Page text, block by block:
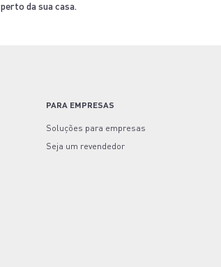
perto da sua casa.
PARA EMPRESAS
Soluções para empresas
Seja um revendedor